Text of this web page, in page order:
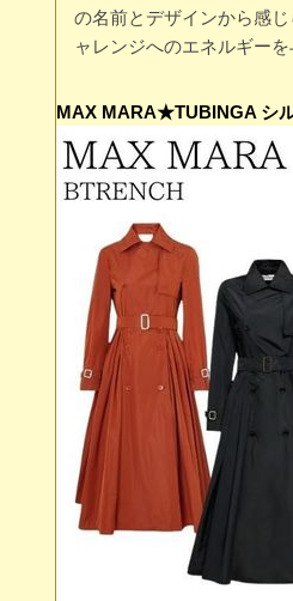
の名前とデザインから感
ャレンジへのエネルギー
MAX MARA★TUBINGA シ